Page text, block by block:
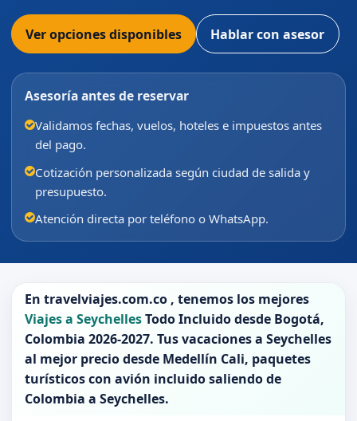
Ver opciones disponibles Hablar con asesor
Asesoría antes de reservar
Validamos fechas, vuelos, hoteles e impuestos antes
del pago.
Cotización personalizada según ciudad de salida y
presupuesto.
Atención directa por teléfono o WhatsApp.
En travelviajes.com.co , tenemos los mejores
Viajes a Seychelles Todo Incluido desde Bogotá,
Colombia 2026-2027. Tus vacaciones a Seychelles
al mejor precio desde Medellín Cali, paquetes
turísticos con avión incluido saliendo de
Colombia a Seychelles.